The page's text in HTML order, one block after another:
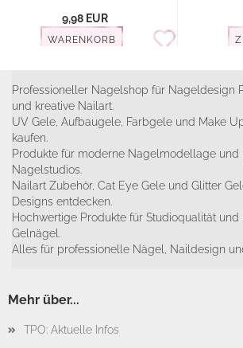
9,98 EUR
WARENKORB
Professioneller Nagelshop für Nageldesign
und kreative Nailart.
UV Gele, Aufbaugele, Farbgele und Make
kaufen.
Produkte für moderne Nagelmodellage und
Nagelstudios.
Nailart Zubehör, Cat Eye Gele und Glitter
Designs entdecken.
Hochwertige Produkte für Studioqualität
Gelnägel.
Alles für professionelle Nägel, Naildesign
Mehr über...
TPO: Aktuelle Infos